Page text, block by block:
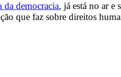
da democracia, já está no ar e
que faz sobre direitos